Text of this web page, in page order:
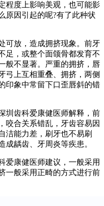
程度上影响美观，也可能影
原因引起的呢?有了此种状
放，造成拥挤现象。前牙
足，或整个面颌骨都发育不
般不显著。严重的拥挤，唇
弓上互相重叠、拥挤，两侧
印象中常留下口歪唇斜的错
齿科爱康健医师解释，前
咬合关系错乱，牙齿容易因
洁能力差，刷牙也不易刷
成龋齿、牙周炎等疾患。
康健医师建议，一般采用
一般采用正畸的方式进行前